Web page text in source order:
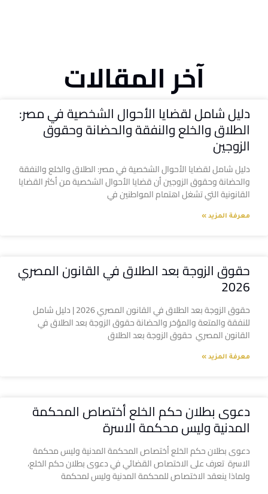
آخر المقالات
دليل شامل لقضايا الأحوال الشخصية في مصر:
الطلاق والخلع والنفقة والحضانة وحقوق
الزوجين
دليل شامل لقضايا الأحوال الشخصية في مصر: الطلاق والخلع والنفقة
والحضانة وحقوق الزوجين أن قضايا الأحوال الشخصية من أكثر القضايا
القانونية التي تشغل اهتمام المواطنين في
معرفة المزيد »
حقوق الزوجة بعد الطلاق في القانون المصري
2026
حقوق الزوجة بعد الطلاق في القانون المصري 2026 | دليل شامل
للنفقة والمتعة والمؤخر والحضانة حقوق الزوجة بعد الطلاق في
القانون المصري حقوق الزوجة بعد الطلاق
معرفة المزيد »
دعوى بطلان حكم الخلع أختصاص المحكمة
المدنية وليس محكمة الاسرة
دعوى بطلان حكم الخلع أختصاص المحكمة المدنية وليس محكمة
الاسرة تعرف على الاختصاص القضائي في دعوى بطلان حكم الخلع،
ولماذا ينعقد الاختصاص للمحكمة المدنية وليس لمحكمة